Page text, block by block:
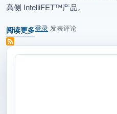
高侧 IntelliFET™产品。
阅读更多
关于 Diodes 公司推出智能型高侧
登录 发表评论